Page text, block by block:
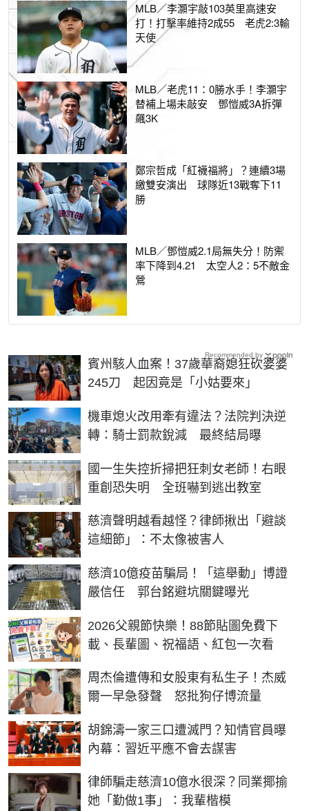
MLB／李灝宇敲103英里高速安
打！打擊率維持2成55 老虎2:3輸
天使
MLB／老虎11：0勝水手！李灝宇
替補上場未敲安 鄧愷威3A拆彈
飆3K
鄭宗哲成「紅襪福將」？連續3場
繳雙安演出 球隊近13戰奪下11
勝
MLB／鄧愷威2.1局無失分！防禦
率下降到4.21 太空人2：5不敵金
鶯
賓州駭人血案！37歲華裔媳狂砍婆婆
245刀 起因竟是「小姑要來」
機車熄火改用牽有違法？法院判決逆
轉：騎士罰款銳減 最終結局曝
國一生失控折掃把狂刺女老師！右眼
重創恐失明 全班嚇到逃出教室
慈濟聲明越看越怪？律師揪出「避談
這細節」：不太像被害人
慈濟10億疫苗騙局！「這舉動」博證
嚴信任 郭台銘避坑關鍵曝光
2026父親節快樂！88節貼圖免費下
載、長輩圖、祝福語、紅包一次看
周杰倫遭傳和女股東有私生子！杰威
爾一早急發聲 怒批狗仔博流量
胡錦濤一家三口遭滅門？知情官員曝
內幕：習近平應不會去謀害
律師騙走慈濟10億水很深？同業揶揄
她「勤做1事」：我輩楷模
Recommended by